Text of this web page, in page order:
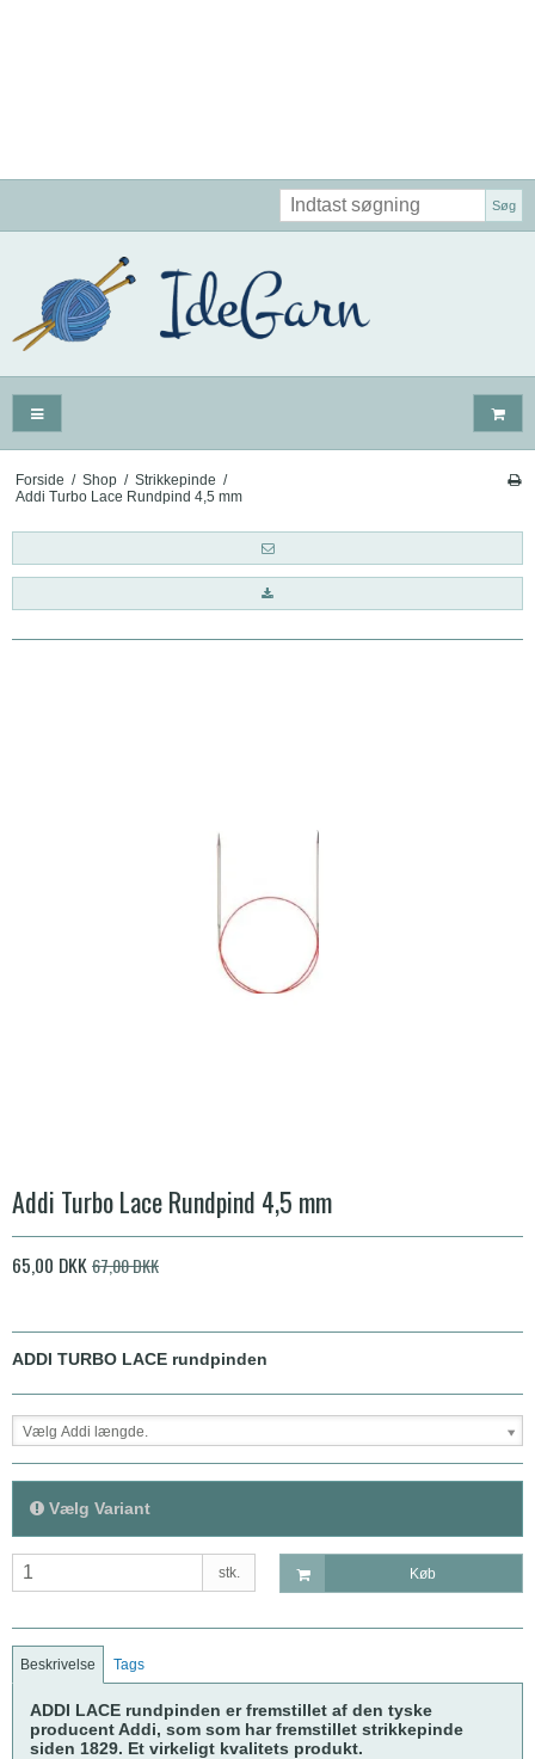
Søg
Forside / Shop / Strikkepinde /
Addi Turbo Lace Rundpind 4,5 mm
Addi Turbo Lace Rundpind 4,5 mm
65,00 DKK67,00 DKK
ADDI TURBO LACE rundpinden
Vælg Addi længde.
Vælg Variant
stk. Køb
Beskrivelse Tags
ADDI LACE rundpinden er fremstillet af den tyske
producent Addi, som som har fremstillet strikkepinde
siden 1829. Et virkeligt kvalitets produkt.